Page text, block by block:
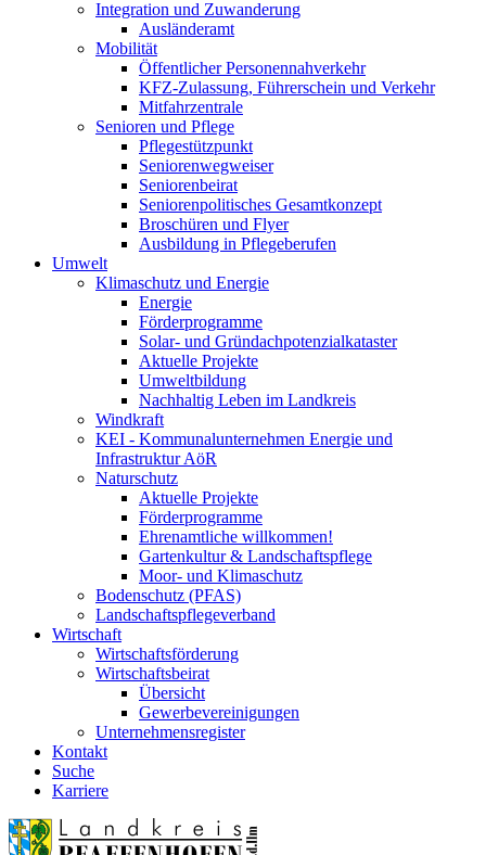
Integration und Zuwanderung
Ausländeramt
Mobilität
Öffentlicher Personennahverkehr
KFZ-Zulassung, Führerschein und Verkehr
Mitfahrzentrale
Senioren und Pflege
Pflegestützpunkt
Seniorenwegweiser
Seniorenbeirat
Seniorenpolitisches Gesamtkonzept
Broschüren und Flyer
Ausbildung in Pflegeberufen
Umwelt
Klimaschutz und Energie
Energie
Förderprogramme
Solar- und Gründachpotenzialkataster
Aktuelle Projekte
Umweltbildung
Nachhaltig Leben im Landkreis
Windkraft
KEI - Kommunalunternehmen Energie und
Infrastruktur AöR
Naturschutz
Aktuelle Projekte
Förderprogramme
Ehrenamtliche willkommen!
Gartenkultur & Landschaftspflege
Moor- und Klimaschutz
Bodenschutz (PFAS)
Landschaftspflegeverband
Wirtschaft
Wirtschaftsförderung
Wirtschaftsbeirat
Übersicht
Gewerbevereinigungen
Unternehmensregister
Kontakt
Suche
Karriere